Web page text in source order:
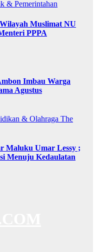
& Pemerintahan
Muslimat NU
PPPA
Imbau Warga
Agustus
& Olahraga The
Maluku Umar Lessy ;
Menuju Kedaulatan